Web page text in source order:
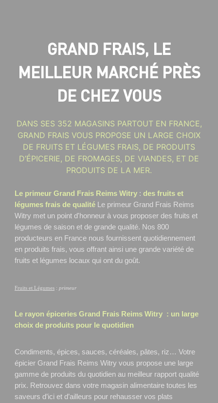
GRAND FRAIS, LE
MEILLEUR MARCHÉ PRÈS
DE CHEZ VOUS
DANS SES 352 MAGASINS PARTOUT EN FRANCE,
GRAND FRAIS VOUS PROPOSE UN LARGE CHOIX
DE FRUITS ET LÉGUMES FRAIS, DE PRODUITS
D’ÉPICERIE, DE FROMAGES, DE VIANDES, ET DE
PRODUITS DE LA MER.
Le primeur Grand Frais Reims Witry : des fruits et
légumes frais de qualité Le primeur Grand Frais Reims
Witry met un point d'honneur à vous proposer des fruits et
légumes de saison et de grande qualité. Nos 800
producteurs en France nous fournissent quotidiennement
en produits frais, vous offrant ainsi une grande variété de
fruits et légumes locaux qui ont du goût.
Fruits et Légumes : primeur
Le rayon épiceries Grand Frais Reims Witry : un large
choix de produits pour le quotidien
Condiments, épices, sauces, céréales, pâtes, riz… Votre
épicier Grand Frais Reims Witry vous propose une large
gamme de produits du quotidien au meilleur rapport qualité
prix. Retrouvez dans votre magasin alimentaire toutes les
saveurs d’ici et d’ailleurs pour rehausser vos plats